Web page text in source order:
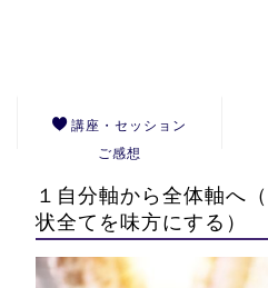
講座・セッション
ご感想
１自分軸から全体軸へ
状全てを味方にする）